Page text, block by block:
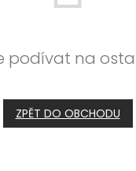
podívat na
ZPĚT DO OBCHODU